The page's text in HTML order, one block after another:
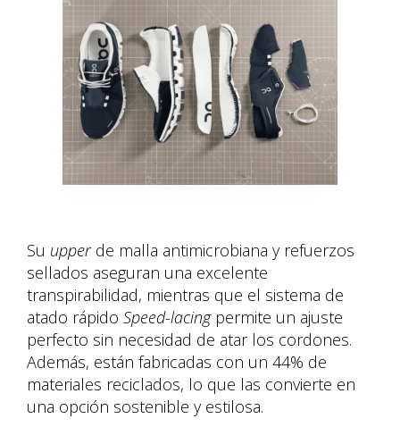
Su upperde malla antimicrobiana y refuerzos
sellados aseguran una excelente
transpirabilidad, mientras que el sistema de
atado rápido Speed-lacingpermite un ajuste
perfecto sin necesidad de atar los cordones.
Además, están fabricadas con un 44% de
materiales reciclados, lo que las convierte en
una opción sostenible y estilosa.